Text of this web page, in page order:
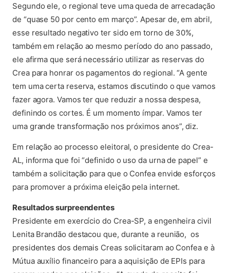
Segundo ele, o regional teve uma queda de arrecadação
de “quase 50 por cento em março”. Apesar de, em abril,
esse resultado negativo ter sido em torno de 30%,
também em relação ao mesmo período do ano passado,
ele afirma que será necessário utilizar as reservas do
Crea para honrar os pagamentos do regional. “A gente
tem uma certa reserva, estamos discutindo o que vamos
fazer agora. Vamos ter que reduzir a nossa despesa,
definindo os cortes. É um momento ímpar. Vamos ter
uma grande transformação nos próximos anos”, diz.
Em relação ao processo eleitoral, o presidente do Crea-
AL, informa que foi “definido o uso da urna de papel” e
também a solicitação para que o Confea envide esforços
para promover a próxima eleição pela internet.
Resultados surpreendentes
Presidente em exercício do Crea-SP, a engenheira civil
Lenita Brandão destacou que, durante a reunião, os
presidentes dos demais Creas solicitaram ao Confea e à
Mútua auxílio financeiro para a aquisição de EPIs para